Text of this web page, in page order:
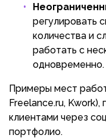
регулировать
количества и
работать с
одновременно.
Примеры мест
Freelance.ru,
клиентами через
портфолио.